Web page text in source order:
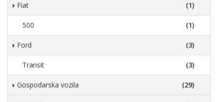
Fiat (1)
500 (1)
Ford (3)
Transit (3)
Gospodarska vozila (29)